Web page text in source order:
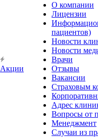
Акции
О компании
Лицензии
пациентов)
Новости
Новости
Врачи
Отзывы
Вакансии
Страховым
Адрес
Вопросы от
Менеджмент
Случаи из